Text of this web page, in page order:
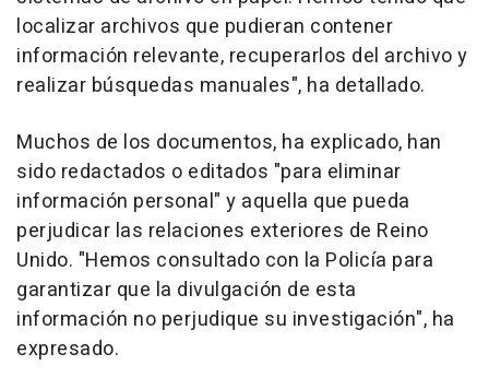
localizar archivos que pudieran contener
información relevante, recuperarlos del archivo y
realizar búsquedas manuales", ha detallado.
Muchos de los documentos, ha explicado, han
sido redactados o editados "para eliminar
información personal" y aquella que pueda
perjudicar las relaciones exteriores de Reino
Unido. "Hemos consultado con la Policía para
garantizar que la divulgación de esta
información no perjudique su investigación", ha
expresado.